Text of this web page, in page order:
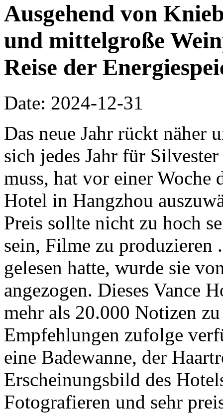
Ausgehend von
und mittelgroße
Reise der
Date: 2024-12-31
Das neue Jahr rückt näher
sich jedes Jahr für
muss, hat vor einer Woche
Hotel in Hangzhou
Preis sollte nicht zu hoch
sein, Filme zu produzieren
gelesen hatte, wurde sie
angezogen. Dieses Vance
mehr als 20.000 Notizen
Empfehlungen zufolge
eine Badewanne, der
Erscheinungsbild des
Fotografieren und sehr